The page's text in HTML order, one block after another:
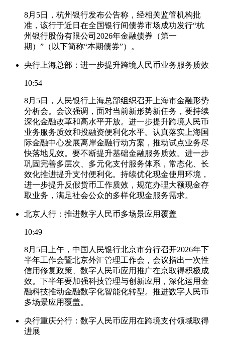
8月5日，杭州银行发布公告称，经相关监管机构批
准，该行于近日在全国银行间债券市场成功发行“杭
州银行股份有限公司2026年金融债券（第一
期）”（以下简称“本期债券”）。
央行上海总部：进一步提升跨境人民币业务服务质效
10:54
8月5日，人民银行上海总部组织召开上海市金融形势
分析会。会议强调，面对当前新形势新任务，要持续
深化金融改革和高水平开放。进一步提升跨境人民币
业务服务质效和投融资便利化水平。认真落实上海国
际金融中心发展离岸金融行动方案，推动试点业务尽
快落地见效。要不断提升基础金融服务质效。进一步
巩固完善多层次、多元化支付服务体系，常态化、长
效化推进提升支付便利化。持续优化现金使用环境，
进一步提升反假货币工作质效，规范办理大额现金存
取业务，满足社会公众的多样化现金服务需求。
北京人行：推进数字人民币多场景应用覆盖
10:49
8月5日上午，中国人民银行北京市分行召开2026年下
半年工作会暨北京外汇管理工作会，会议指出一次性
信用修复政策、数字人民币应用推广在京取得积极成
效。下半年要加强科技管理与创新应用，深化运用金
融科技推动金融数字化智能化转型。推进数字人民币
多场景应用覆盖。
央行重庆分行：数字人民币应用在跨境支付领域取得
进展